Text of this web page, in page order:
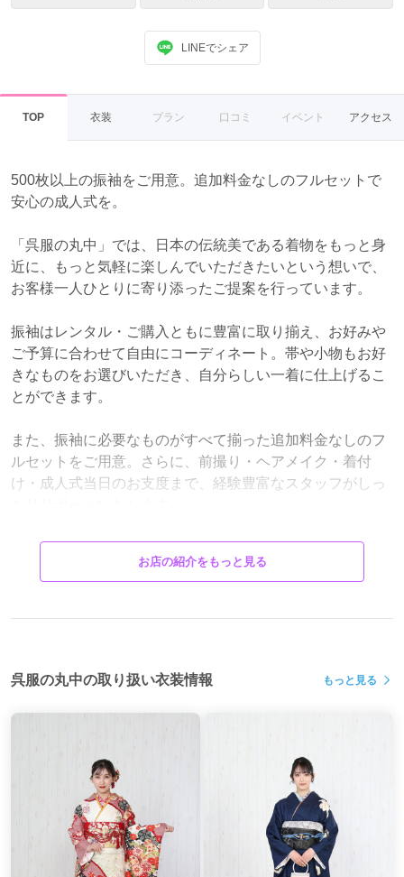
LINEでシェア
TOP 衣装 プラン 口コミ イベント アクセス
500枚以上の振袖をご用意。追加料金なしのフルセットで
安心の成人式を。
「呉服の丸中」では、日本の伝統美である着物をもっと身
近に、もっと気軽に楽しんでいただきたいという想いで、
お客様一人ひとりに寄り添ったご提案を行っています。
振袖はレンタル・ご購入ともに豊富に取り揃え、お好みや
ご予算に合わせて自由にコーディネート。帯や小物もお好
きなものをお選びいただき、自分らしい一着に仕上げるこ
とができます。
また、振袖に必要なものがすべて揃った追加料金なしのフ
ルセットをご用意。さらに、前撮り・ヘアメイク・着付
け・成人式当日のお支度まで、経験豊富なスタッフがしっ
ご着用後のクリーニングやアフターケアもお任せくださ
い。初めての成人式準備でも安心してお任せいただけるよ
だきます。
@kimonobiyori_maruchu 呉服の丸中《きもの日和》
Instagramで更新中！ご来店前にぜひチェックして、お気に
入りの一着を見つけてください♪
お店の紹介をもっと見る
呉服の丸中の取り扱い衣装情報 もっと見る